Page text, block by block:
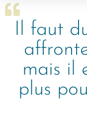
Il faut
mais il
plus